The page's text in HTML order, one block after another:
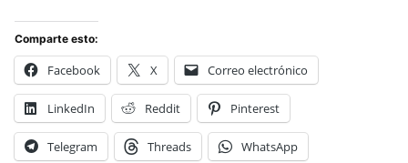
Comparte esto:
Facebook X Correo electrónico
LinkedIn Reddit Pinterest
Telegram Threads WhatsApp